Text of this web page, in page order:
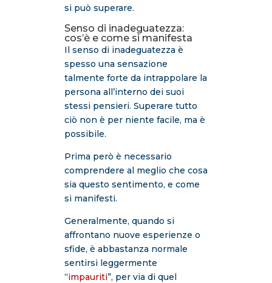
si può superare.
Senso di inadeguatezza:
cos’è e come si manifesta
Il senso di inadeguatezza è
spesso una sensazione
talmente forte da intrappolare la
persona all’interno dei suoi
stessi pensieri. Superare tutto
ciò non è per niente facile, ma è
possibile.
Prima però è necessario
comprendere al meglio che cosa
sia questo sentimento, e come
si manifesti.
Generalmente, quando si
affrontano nuove esperienze o
sfide, è abbastanza normale
sentirsi leggermente
“impauriti”, per via di quel